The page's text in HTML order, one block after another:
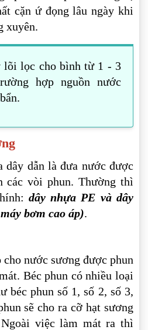
cặn ứ đọng lâu ngày khi
xuyên.
lõi lọc cho bình từ 1 - 3
hợp nguồn nước
dây dẫn là đưa nước được
các vòi phun. Thường thì
dây nhựa PE và dây
bơm cao áp).
nước sương được phun
Béc phun có nhiều loại
béc phun số 1, số 2, số 3,
sẽ cho ra cỡ hạt sương
việc làm mát ra thì